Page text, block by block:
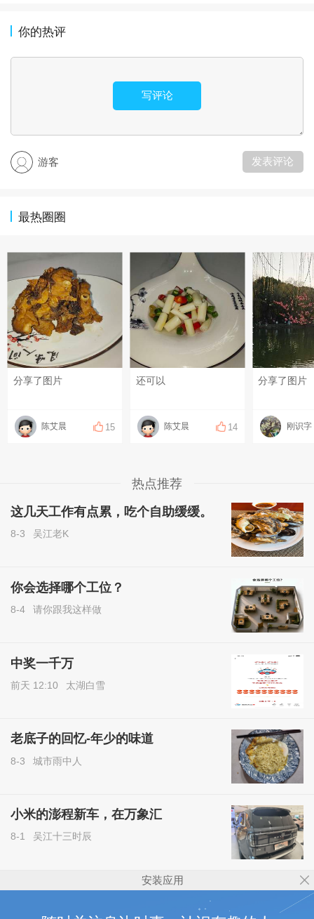
你的热评
写评论
游客 发表评论
最热圈圈
分享了图片
陈艾晨 15
还可以
陈艾晨 14
分享了图片
刚识字
热点推荐
这几天工作有点累，吃个自助缓缓。
8-3 吴江老K
你会选择哪个工位？
8-4 请你跟我这样做
中奖一千万
前天 12:10 太湖白雪
老底子的回忆-年少的味道
8-3 城市雨中人
小米的澎程新车，在万象汇
8-1 吴江十三时辰
安装应用